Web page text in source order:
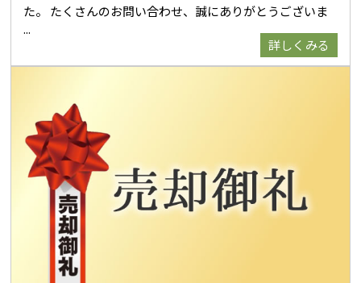
た。 たくさんのお問い合わせ、誠にありがとうございま
詳しくみる